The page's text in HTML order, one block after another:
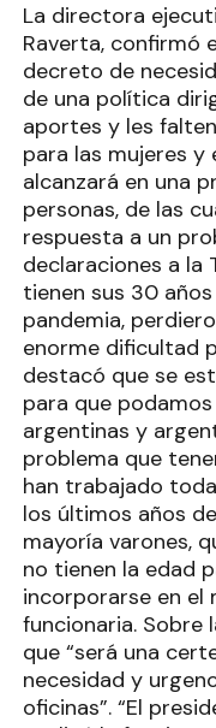
La directora
Raverta, confirmó
decreto de
de una política
aportes y les
para las mujeres y
alcanzará en una
personas, de las
respuesta a un
declaraciones a la
tienen sus 30
pandemia,
enorme dificultad
destacó que se
para que
argentinas y
problema que
han trabajado
los últimos años
mayoría varones,
no tienen la edad
incorporarse en el
funcionaria. Sobre
que “será una
necesidad y
oficinas”. “El